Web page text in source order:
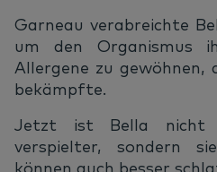
Garneau verabreichte
um den Organismus
Allergene zu gewöhnen,
bekämpfte.
Jetzt ist Bella nicht
verspielter, sondern
können auch besser